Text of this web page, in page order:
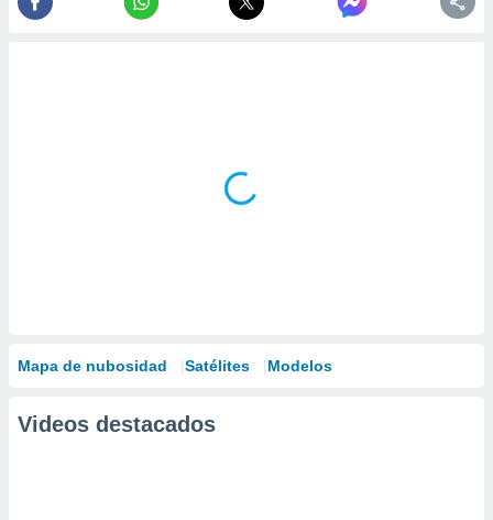
Mapa de nubosidad Satélites Modelos
Videos destacados